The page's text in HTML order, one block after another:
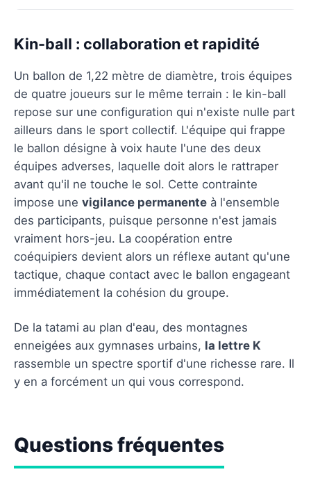
Kin-ball : collaboration et rapidité
Un ballon de 1,22 mètre de diamètre, trois équipes
de quatre joueurs sur le même terrain : le kin-ball
repose sur une configuration qui n'existe nulle part
ailleurs dans le sport collectif. L'équipe qui frappe
le ballon désigne à voix haute l'une des deux
équipes adverses, laquelle doit alors le rattraper
avant qu'il ne touche le sol. Cette contrainte
impose une vigilance permanente à l'ensemble
des participants, puisque personne n'est jamais
vraiment hors-jeu. La coopération entre
coéquipiers devient alors un réflexe autant qu'une
tactique, chaque contact avec le ballon engageant
immédiatement la cohésion du groupe.
De la tatami au plan d'eau, des montagnes
enneigées aux gymnases urbains, la lettre K
rassemble un spectre sportif d'une richesse rare. Il
y en a forcément un qui vous correspond.
Questions fréquentes